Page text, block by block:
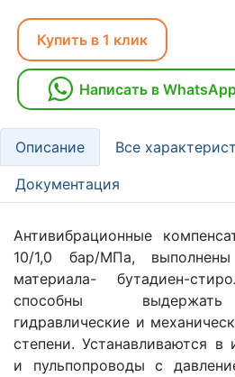
Купить в 1 клик
Написать в
Описание Все
Документация
Антивибрационные
10/1,0 бар/МПа,
материала- бутадиен-
способны
гидравлические и
степени. Устанавливаются
и пульпопроводы с